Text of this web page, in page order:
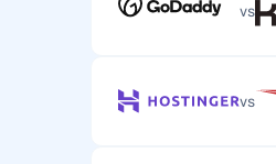
vs
vs